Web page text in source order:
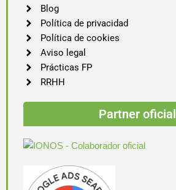
Blog
Política de privacidad
Política de cookies
Aviso legal
Prácticas FP
RRHH
Partner oficial